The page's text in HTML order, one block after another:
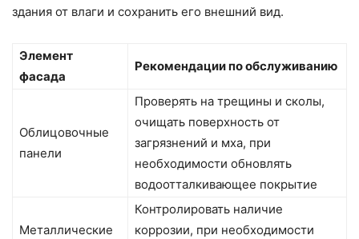
здания от влаги и сохранить его внешний вид.
Элемент
фасада
Рекомендации по обслуживанию
Облицовочные
панели
Проверять на трещины и сколы,
очищать поверхность от
загрязнений и мха, при
необходимости обновлять
водоотталкивающее покрытие
Металлические
Контролировать наличие
коррозии, при необходимости